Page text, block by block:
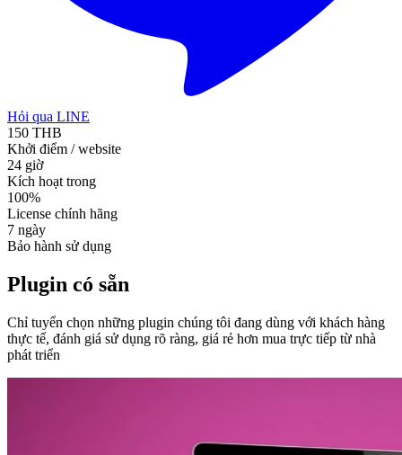
Hỏi qua LINE
150 THB
Khởi điểm / website
24 giờ
Kích hoạt trong
100%
License chính hãng
7 ngày
Bảo hành sử dụng
Plugin có sẵn
Chỉ tuyển chọn những plugin chúng tôi đang dùng với khách hàng
thực tế, đánh giá sử dụng rõ ràng, giá rẻ hơn mua trực tiếp từ nhà
phát triển